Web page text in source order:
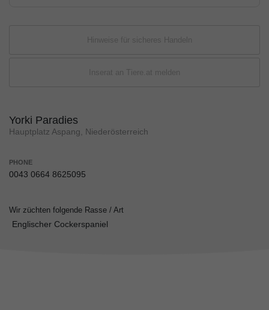
Hinweise für sicheres Handeln
Inserat an Tiere.at melden
Yorki Paradies
Hauptplatz Aspang, Niederösterreich
PHONE
0043 0664 8625095
Wir züchten folgende Rasse / Art
Englischer Cockerspaniel